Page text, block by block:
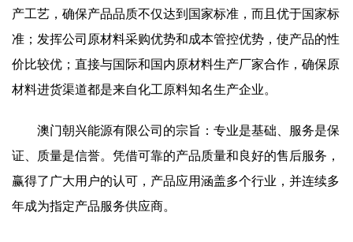
产工艺，确保产品品质不仅达到国家标准，而且优于国家标
准；发挥公司原材料采购优势和成本管控优势，使产品的性
价比较优；直接与国际和国内原材料生产厂家合作，确保原
材料进货渠道都是来自化工原料知名生产企业。
澳门朝兴能源有限公司的宗旨：专业是基础、服务是保
证、质量是信誉。凭借可靠的产品质量和良好的售后服务，
赢得了广大用户的认可，产品应用涵盖多个行业，并连续多
年成为指定产品服务供应商。